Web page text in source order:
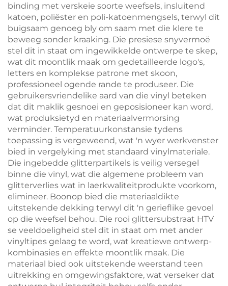
binding met verskeie soorte weefsels, insluitend
katoen, poliëster en poli-katoenmengsels, terwyl dit
buigsaam genoeg bly om saam met die klere te
beweeg sonder kraaking. Die presiese snyvermoë
stel dit in staat om ingewikkelde ontwerpe te skep,
wat dit moontlik maak om gedetailleerde logo's,
letters en komplekse patrone met skoon,
professioneel ogende rande te produseer. Die
gebruikersvriendelike aard van die vinyl beteken
dat dit maklik gesnoei en geposisioneer kan word,
wat produksietyd en materiaalvermorsing
verminder. Temperatuurkonstansie tydens
toepassing is vergeweend, wat 'n wyer werkvenster
bied in vergelyking met standaard vinylmateriale.
Die ingebedde glitterpartikels is veilig versegel
binne die vinyl, wat die algemene probleem van
glitterverlies wat in laerkwaliteitprodukte voorkom,
elimineer. Boonop bied die materiaaldikte
uitstekende dekking terwyl dit 'n gerieflike gevoel
op die weefsel behou. Die rooi glittersubstraat HTV
se veeldoeligheid stel dit in staat om met ander
vinyltipes gelaag te word, wat kreatiewe ontwerp-
kombinasies en effekte moontlik maak. Die
materiaal bied ook uitstekende weerstand teen
uitrekking en omgewingsfaktore, wat verseker dat